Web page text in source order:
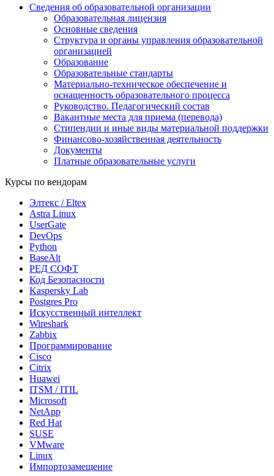
Сведения об образовательной организации
Образовательная лицензия
Основные сведения
Структура и органы управления образовательной
организацией
Образование
Образовательные стандарты
Материально-техническое обеспечение и
оснащенность образовательного процесса
Руководство. Педагогический состав
Вакантные места для приема (перевода)
Стипендии и иные виды материальной поддержки
Финансово-хозяйственная деятельность
Документы
Платные образовательные услуги
Курсы по вендорам
Элтекс / Eltex
Astra Linux
UserGate
DevOps
Python
BaseAlt
РЕД СОФТ
Код Безопасности
Kaspersky Lab
Postgres Pro
Искусственный интеллект
Wireshark
Zabbix
Программирование
Cisco
Citrix
Huawei
ITSM / ITIL
Microsoft
NetApp
Red Hat
SUSE
VMware
Linux
Импортозамещение